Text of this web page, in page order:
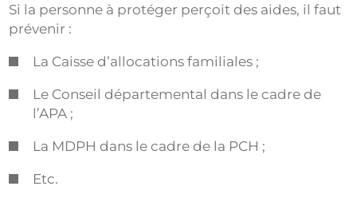
Si la personne à protéger perçoit des aides, il faut
prévenir :
La Caisse d’allocations familiales ;
Le Conseil départemental dans le cadre de
l’APA ;
La MDPH dans le cadre de la PCH ;
Etc.